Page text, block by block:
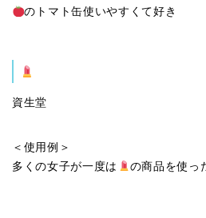
のトマト缶使いやすくて好き
資生堂
＜使用例＞
多くの女子が一度は
の商品を使っ